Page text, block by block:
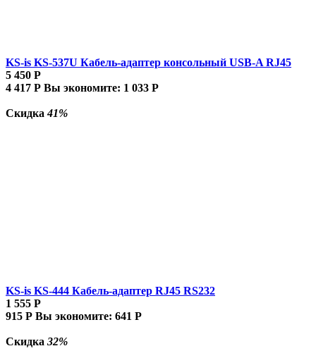
KS-is KS-537U Кабель-адаптер консольный USB-A RJ45
5 450 Р
4 417 Р Вы экономите: 1 033 Р
Скидка41%
KS-is KS-444 Кабель-адаптер RJ45 RS232
1 555 Р
915 Р Вы экономите: 641 Р
Скидка 32%